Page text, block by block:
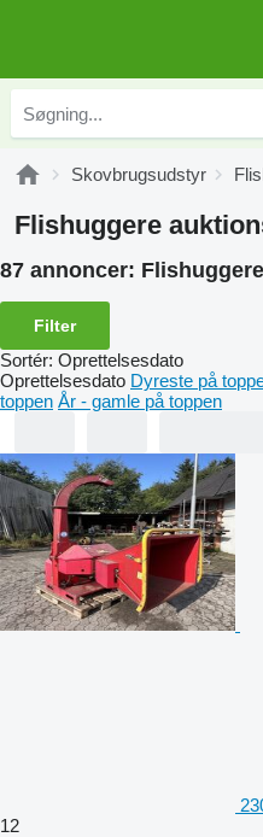
Skovbrugsudstyr
Flishuggere
87 annoncer:
Filter
Sortér: Oprettelsesdato
Oprettelsesdato Dyreste på
toppen År - gamle på toppen
12